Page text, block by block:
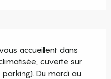
accueillent dans
ouverte sur
Du mardi au